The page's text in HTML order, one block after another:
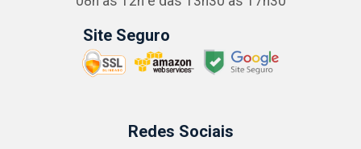
Site Seguro
Redes Sociais